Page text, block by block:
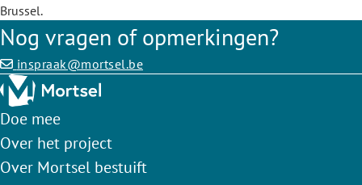
Brussel.
Nog vragen of opmerkingen?
inspraak@mortsel.be
Doe mee
Over het project
Over Mortsel bestuift